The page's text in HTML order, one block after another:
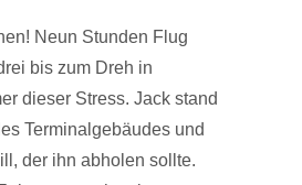
Neun Stunden Flug
bis zum Dreh in
dieser Stress. Jack stand
Terminalgebäudes und
der ihn abholen sollte.